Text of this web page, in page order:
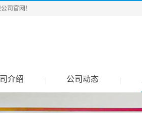
司官网！
介绍 公司动态